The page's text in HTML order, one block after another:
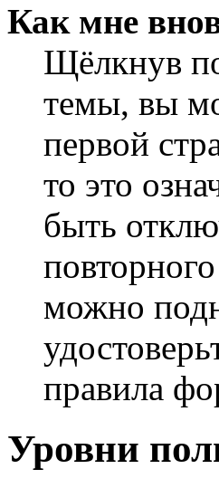
Как мне
Щёлкнув
темы, вы
первой
то это
быть
можно
правила
Уровни